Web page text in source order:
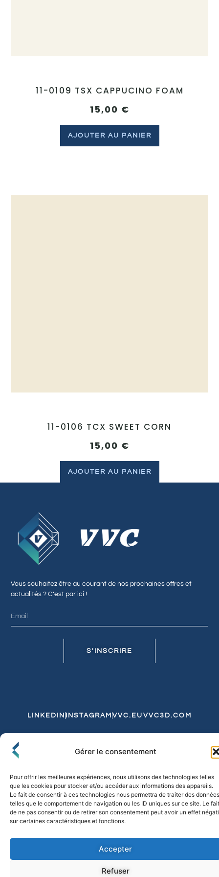
Gérer le consentement
Pour offrir les meilleures expériences, nous utilisons des technologies telles
que les cookies pour stocker et/ou accéder aux informations des appareils.
Le fait de consentir à ces technologies nous permettra de traiter des données
telles que le comportement de navigation ou les ID uniques sur ce site. Le fait
de ne pas consentir ou de retirer son consentement peut avoir un effet
sur certaines caractéristiques et fonctions.
Accepter
Refuser
11-0109 TSX CAPPUCINO FOAM
15,00 €
AJOUTER AU PANIER
11-0106 TCX SWEET CORN
15,00 €
AJOUTER AU PANIER
Vous souhaitez être au courant de nos prochaines offres et
actualités ? C’est par ici !
S'INSCRIRE
LINKEDIN INSTAGRAM VVC.EU VVC3D.COM
Politique de Confidentialité et de CookiesExpédition et Livraison
© 2026 FLO & CO. All Rights Reserved